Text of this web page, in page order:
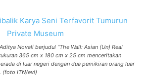
Novali berjudul “The Wall: Asian (Un) Real
365 cm x 180 cm x 25 cm menceritakan
di luar negeri dengan dua pemikiran orang luar
(foto ITN/evi)